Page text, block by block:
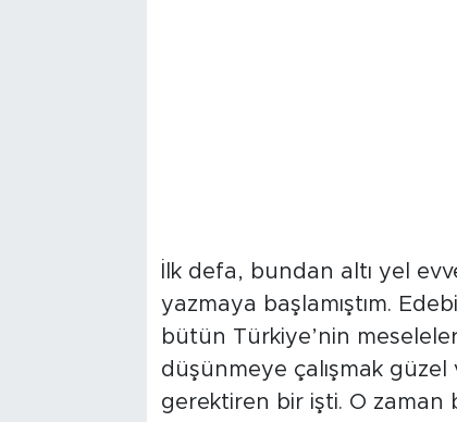
İlk defa, bundan altı yel
yazmaya başlamıştım.
bütün Türkiye’nin
düşünmeye çalışmak
gerektiren bir işti. O zaman